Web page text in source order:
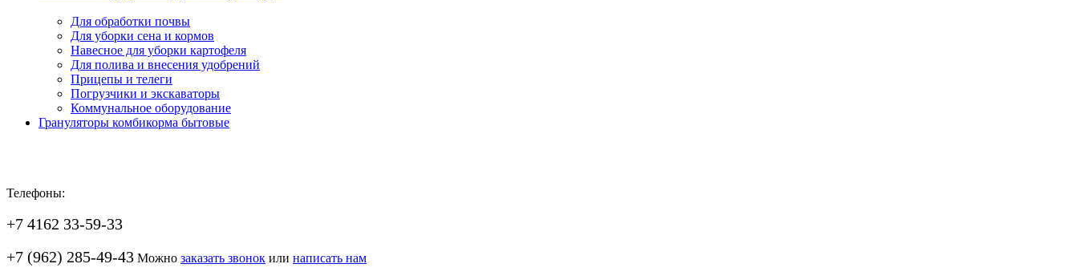
Для обработки почвы
Для уборки сена и кормов
Навесное для уборки картофеля
Для полива и внесения удобрений
Прицепы и телеги
Погрузчики и экскаваторы
Коммунальное оборудование
Грануляторы комбикорма бытовые
Телефоны:
+7 4162 33-59-33
+7 (962) 285-49-43 Можно заказать звонок или написать нам